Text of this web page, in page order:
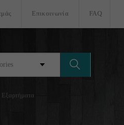
Επικοινωνία FAQ
Εξαρτήματα